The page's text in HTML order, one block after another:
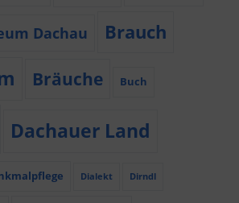
Dachau Brauch
Bräuche Buch
Dachauer Land
Dialekt Dirndl